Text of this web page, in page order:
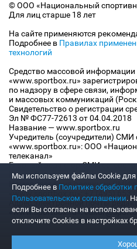
© ООО «Национальный
Для лиц старше 18 лет
На сайте применяются
Подробнее в Правилах
технологий
Средство массовой информации
«www.sportbox.ru»
по надзору в сфере связи,
и массовых коммуникаций
Свидетельство о регистрации
Эл № ФС77-72613 от 04.04.2018
Название — www.sportbox.ru
Учредитель (соучредители) СМИ
«www.sportbox.ru»: ООО
телеканал»
Главный редактор СМИ
Конов В.А.
Номер телефона редакции СМИ
«www.sportbox.ru»: +7 (495) 653
Адрес электронной почты
«www.sportbox.ru»:
Мы используем файлы Сookie для
Подробнее в Политике
Пользовательском соглашении.
если Вы согласны на
отключите Cookies в настройках